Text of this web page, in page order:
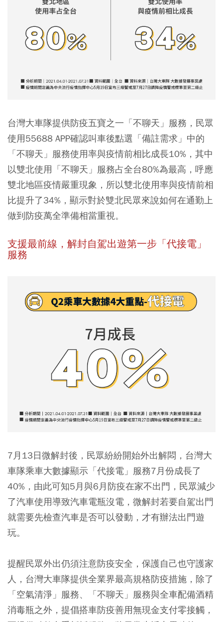
台灣大車隊提供防疫五寶之一「不聊天」服務，民眾
使用55688 APP確認叫車後點選「備註需求」中的
「不聊天」服務使用率與疫情前相比成長10%，其中
以雙北使用「不聊天」服務占全台80%為最高，呼應
雙北地區疫情嚴重現象，所以雙北使用率與疫情前相
比提升了34%，顯示對於雙北民眾來說如何在通勤上
做到防疫萬全準備相當重視。
支援最前線，解封自駕出遊第一步「代接電」
服務
7月13日微解封後，民眾紛紛開始外出解悶，台灣大
車隊乘車大數據顯示「代接電」服務7月份成長了
40%，由此可知5月與6月防疫在家不出門，民眾減少
了汽車使用導致汽車電瓶沒電，微解封若要自駕出門
就需要先檢查汽車是否可以發動，才有辦法出門遊
玩。
提醒民眾外出仍須注意防疫安全，保護自己也守護家
人，台灣大車隊提供全業界最高規格防疫措施，除了
「空氣清淨」服務、「不聊天」服務與全車配備酒精
消毒瓶之外，提倡搭車防疫善用無現金支付零接觸，